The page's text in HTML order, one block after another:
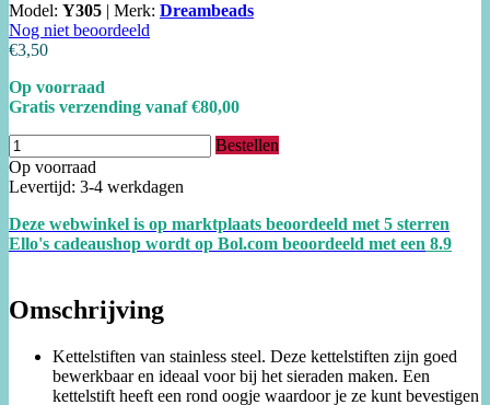
Model: Y305 | Merk: Dreambeads
Nog niet beoordeeld
€3,50
Op voorraad
Gratis verzending vanaf €80,00
Bestellen
Op voorraad
Levertijd: 3-4 werkdagen
Deze webwinkel is op marktplaats beoordeeld met 5 sterren
Ello's cadeaushop wordt op Bol.com beoordeeld met een 8.9
Omschrijving
Kettelstiften van stainless steel. Deze kettelstiften zijn goed
bewerkbaar en ideaal voor bij het sieraden maken. Een
kettelstift heeft een rond oogje waardoor je ze kunt bevestigen